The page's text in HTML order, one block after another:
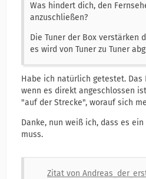
Was hindert dich, den
anzuschließen?
Die Tuner der Box verstärken
es wird von Tuner zu Tuner
Habe ich natürlich getestet. Das
wenn es direkt angeschlossen
"auf der Strecke", worauf sich
Danke, nun weiß ich, dass es
muss.
Zitat von